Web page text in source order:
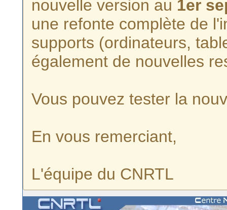
nouvelle version au 1er
une refonte complète de
supports (ordinateurs,
également de nouvelles
Vous pouvez tester la
En vous remerciant,
L'équipe du CNRTL